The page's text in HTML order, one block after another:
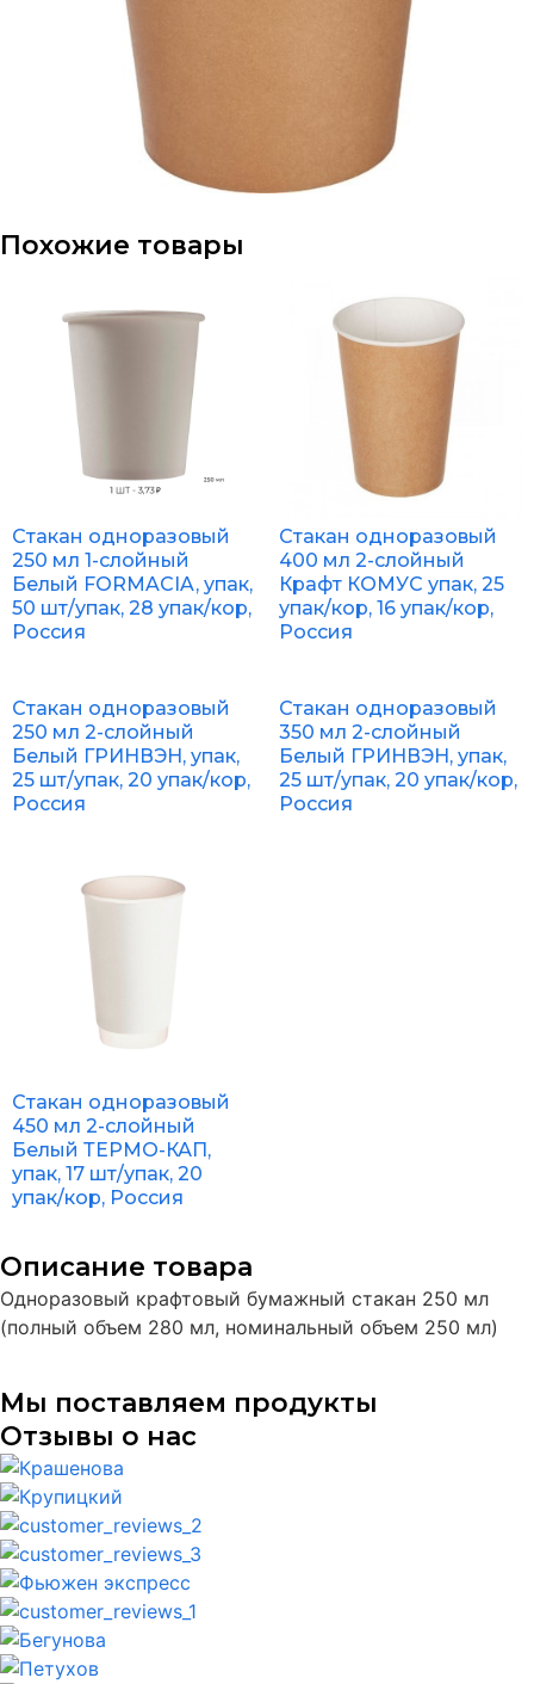
Похожие товары
Стакан одноразовый
250 мл 1-слойный
Белый FORMACIA, упак,
50 шт/упак, 28 упак/кор,
Россия
Стакан одноразовый
400 мл 2-слойный
Крафт КОМУС упак, 25
упак/кор, 16 упак/кор,
Россия
Стакан одноразовый
250 мл 2-слойный
Белый ГРИНВЭН, упак,
25 шт/упак, 20 упак/кор,
Россия
Стакан одноразовый
350 мл 2-слойный
Белый ГРИНВЭН, упак,
25 шт/упак, 20 упак/кор,
Россия
Стакан одноразовый
450 мл 2-слойный
Белый ТЕРМО-КАП,
упак, 17 шт/упак, 20
упак/кор, Россия
Описание товара
Одноразовый крафтовый бумажный стакан 250 мл
(полный объем 280 мл, номинальный объем 250 мл)
Мы поставляем продукты
Отзывы о нас